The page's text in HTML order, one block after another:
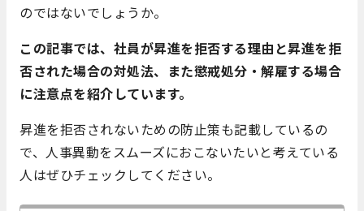
のではないでしょうか。
この記事では、社員が昇進を拒否する理由と昇進を拒
否された場合の対処法、また懲戒処分・解雇する場合
に注意点を紹介しています。
昇進を拒否されないための防止策も記載しているの
で、人事異動をスムーズにおこないたいと考えている
人はぜひチェックしてください。